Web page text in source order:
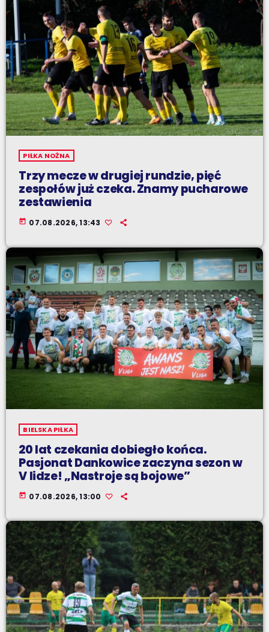
PIŁKA NOŻNA
Trzy mecze w drugiej rundzie, pięć
zespołów już czeka. Znamy pucharowe
zestawienia
today 07.08.2026, 13:43
BIELSKA PIŁKA
20 lat czekania dobiegło końca.
Pasjonat Dankowice zaczyna sezon w
V lidze! „Nastroje są bojowe”
today 07.08.2026, 13:00